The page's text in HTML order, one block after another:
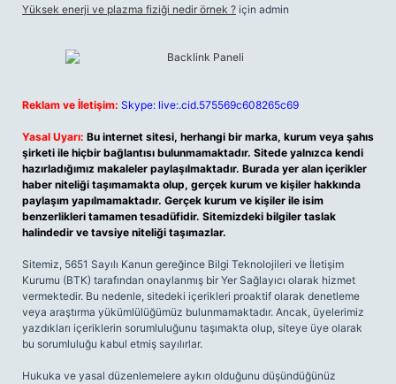
Yüksek enerji ve plazma fiziği nedir örnek ? için admin
Reklam ve İletişim: Skype: live:.cid.575569c608265c69
Yasal Uyarı: Bu internet sitesi, herhangi bir marka, kurum veya şahıs
şirketi ile hiçbir bağlantısı bulunmamaktadır. Sitede yalnızca kendi
hazırladığımız makaleler paylaşılmaktadır. Burada yer alan içerikler
haber niteliği taşımamakta olup, gerçek kurum ve kişiler hakkında
paylaşım yapılmamaktadır. Gerçek kurum ve kişiler ile isim
benzerlikleri tamamen tesadüfidir. Sitemizdeki bilgiler taslak
halindedir ve tavsiye niteliği taşımazlar.
Sitemiz, 5651 Sayılı Kanun gereğince Bilgi Teknolojileri ve İletişim
Kurumu (BTK) tarafından onaylanmış bir Yer Sağlayıcı olarak hizmet
vermektedir. Bu nedenle, sitedeki içerikleri proaktif olarak denetleme
veya araştırma yükümlülüğümüz bulunmamaktadır. Ancak, üyelerimiz
yazdıkları içeriklerin sorumluluğunu taşımakta olup, siteye üye olarak
bu sorumluluğu kabul etmiş sayılırlar.
Hukuka ve yasal düzenlemelere aykırı olduğunu düşündüğünüz